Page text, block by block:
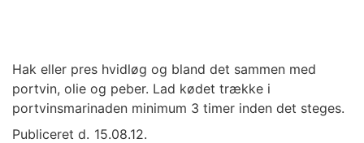
Hak eller pres hvidløg og bland det sammen med
portvin, olie og peber. Lad kødet trække i
portvinsmarinaden minimum 3 timer inden det steges.
Publiceret d. 15.08.12.